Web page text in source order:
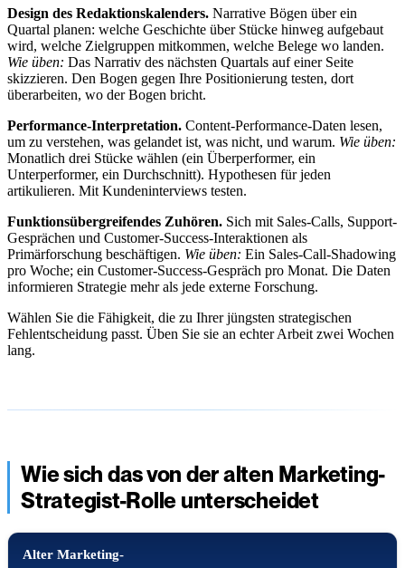
Design des Redaktionskalenders. Narrative Bögen über ein
Quartal planen: welche Geschichte über Stücke hinweg aufgebaut
wird, welche Zielgruppen mitkommen, welche Belege wo landen.
Wie üben: Das Narrativ des nächsten Quartals auf einer Seite
skizzieren. Den Bogen gegen Ihre Positionierung testen, dort
überarbeiten, wo der Bogen bricht.
Performance-Interpretation. Content-Performance-Daten lesen,
um zu verstehen, was gelandet ist, was nicht, und warum. Wie üben:
Monatlich drei Stücke wählen (ein Überperformer, ein
Unterperformer, ein Durchschnitt). Hypothesen für jeden
artikulieren. Mit Kundeninterviews testen.
Funktionsübergreifendes Zuhören. Sich mit Sales-Calls, Support-
Gesprächen und Customer-Success-Interaktionen als
Primärforschung beschäftigen. Wie üben: Ein Sales-Call-Shadowing
pro Woche; ein Customer-Success-Gespräch pro Monat. Die Daten
informieren Strategie mehr als jede externe Forschung.
Wählen Sie die Fähigkeit, die zu Ihrer jüngsten strategischen
Fehlentscheidung passt. Üben Sie sie an echter Arbeit zwei Wochen
lang.
Wie sich das von der alten Marketing-
Strategist-Rolle unterscheidet
Alter Marketing-